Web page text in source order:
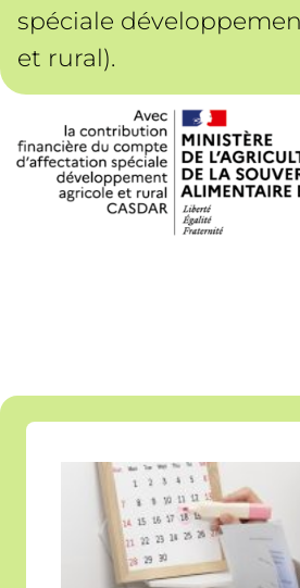
spéciale
et rural).